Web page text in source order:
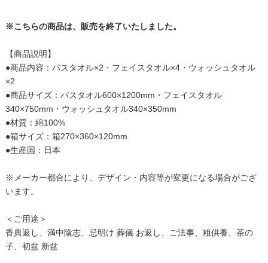
※こちらの商品は、販売を終了いたしました。
【商品説明】
●商品内容：バスタオル×2・フェイスタオル×4・ウォッシュタオル
×2
●商品サイズ：バスタオル600×1200mm・フェイスタオル
340×750mm・ウォッシュタオル340×350mm
●材質：綿100%
●箱サイズ：箱270×360×120mm
●生産国：日本
※メーカー都合により、デザイン・内容等が変更になる場合がござ
います。
＜ご用途＞
香典返し、満中陰志、忌明け 葬儀 お返し、ご法事、粗供養、茶の
子、初盆 新盆